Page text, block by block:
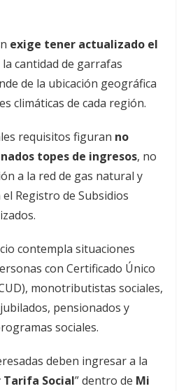
exige tener actualizado el
la cantidad de garrafas
de la ubicación geográfica
climáticas de cada región.
requisitos figuran no
topes de ingresos, no
a la red de gas natural y
Registro de Subsidios
contempla situaciones
con Certificado Único
monotributistas sociales,
pensionados y
sociales.
deben ingresar a la
Social” dentro de Mi